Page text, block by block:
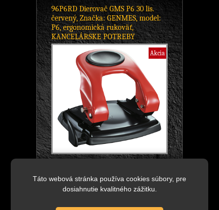
Táto webová stránka používa cookies súbory, pre
dosiahnutie kvalitného zážitku.
96P6RD Dierovač GMS P6 30 lis.
červený, Značka: GENMES, model:
P6, ergonomická rukoväť,
KANCELÁRSKE POTREBY
Akcia
6,49 €bez DPH